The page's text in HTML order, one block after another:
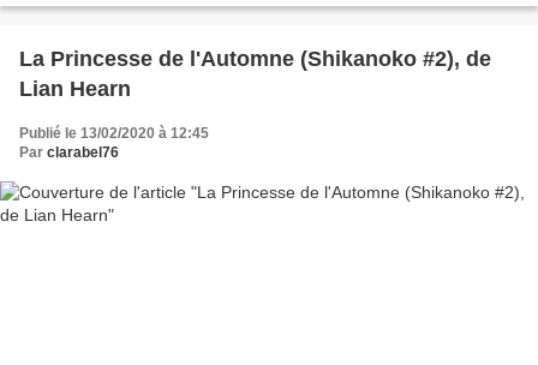
La Princesse de l'Automne (Shikanoko #2), de
Lian Hearn
Publié le 13/02/2020 à 12:45
Par clarabel76